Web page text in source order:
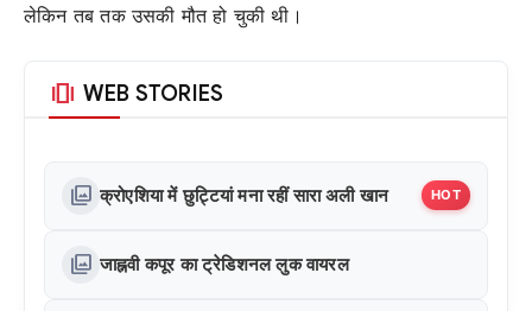
लेकिन तब तक उसकी मौत हो चुकी थी।
amp_stories WEB STORIES
photo_library क्रोएशिया में छुट्टियां मना रहीं सारा अली खान HOT
photo_library जाह्नवी कपूर का ट्रेडिशनल लुक वायरल